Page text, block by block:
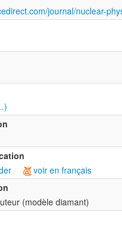
journal/nuclear-
voir en français
(modèle diamant)